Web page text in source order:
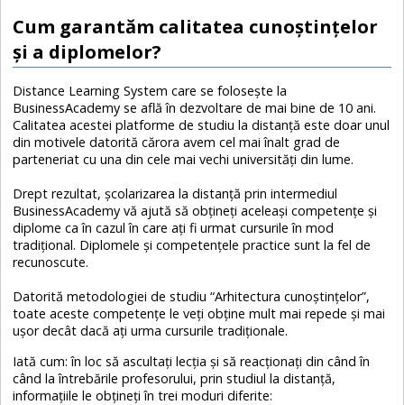
Cum garantăm calitatea cunoştinţelor
şi a diplomelor?
Distance Learning System care se foloseşte la
BusinessAcademy se află în dezvoltare de mai bine de 10 ani.
Calitatea acestei platforme de studiu la distanţă este doar unul
din motivele datorită cărora avem cel mai înalt grad de
parteneriat cu una din cele mai vechi universităţi din lume.
Drept rezultat, şcolarizarea la distanţă prin intermediul
BusinessAcademy vă ajută să obţineţi aceleaşi competenţe şi
diplome ca în cazul în care aţi fi urmat cursurile în mod
tradiţional. Diplomele şi competenţele practice sunt la fel de
recunoscute.
Datorită metodologiei de studiu “Arhitectura cunoştinţelor”,
toate aceste competenţe le veţi obţine mult mai repede şi mai
uşor decât dacă aţi urma cursurile tradiţionale.
Iată cum: în loc să ascultaţi lecţia şi să reacţionaţi din când în
când la întrebările profesorului, prin studiul la distanţă,
informaţiile le obţineţi în trei moduri diferite: